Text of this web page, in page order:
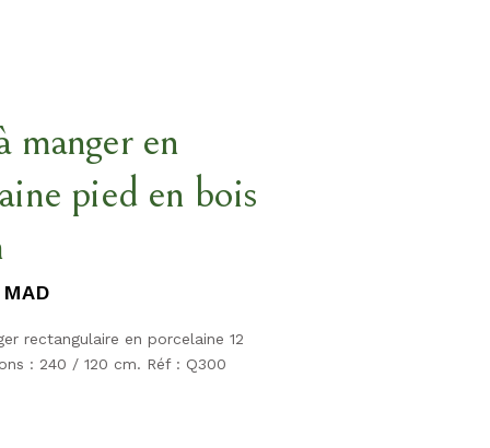
manger en
pied en bois
rectangulaire en porcelaine 12
: 240 / 120 cm. Réf : Q300